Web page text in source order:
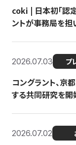
coki | 日本初「認
ントが事務局を担
2026.07.03 プ
コングラント、京
する共同研究を開
2026.07.02